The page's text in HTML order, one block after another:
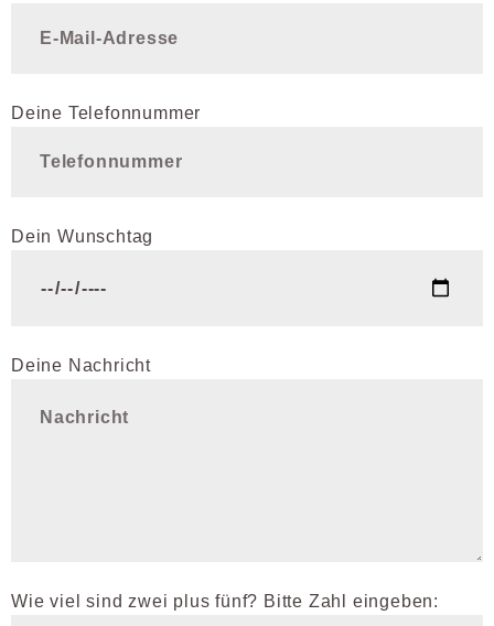
Deine Telefonnummer
Dein Wunschtag
Deine Nachricht
Wie viel sind zwei plus fünf? Bitte Zahl eingeben: